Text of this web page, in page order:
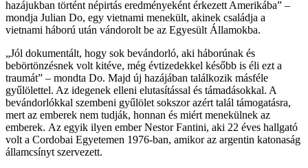
hazájukban történt népirtás eredményeként érkezett Amerikába” –
mondja Julian Do, egy vietnami menekült, akinek családja a
vietnami háború után vándorolt be az Egyesült Államokba.
„Jól dokumentált, hogy sok bevándorló, aki háborúnak és
bebörtönzésnek volt kitéve, még évtizedekkel később is éli ezt a
traumát” – mondta Do. Majd új hazájában találkozik másféle
gyűlölettel. Az idegenek elleni elutasítással és támadásokkal. A
bevándorlókkal szembeni gyűlölet sokszor azért talál támogatásra,
mert az emberek nem tudják, honnan és miért menekülnek az
emberek. Az egyik ilyen ember Nestor Fantini, aki 22 éves hallgató
volt a Cordobai Egyetemen 1976-ban, amikor az argentin katonaság
államcsínyt szervezett.